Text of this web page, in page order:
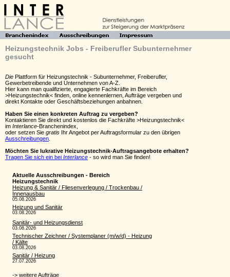
Heizungstechnik Jobs - Freiberufler Subunternehmer
gesucht
Die Plattform für Heizungstechnik - Subunternehmer, Freiberufler,
Gewerbetreibende und Unternehmen von A-Z.
Hier kann man qualifizierte, engagierte Fachkräfte im Bereich
>Heizungstechnik< finden, online kennenlernen, Aufträge vergeben und
direkt Kontakte oder Geschäftsbeziehungen anbahnen.
Haben Sie einen konkreten Auftrag zu vergeben?
Kontaktieren Sie direkt und kostenlos die Fachkräfte >Heizungstechnik<
im Interlance-Branchenindex,
oder setzen Sie gratis Ihr Angebot per Auftragsformular zu den übrigen
Ausschreibungen
Möchten Sie lukrative Heizungstechnik-Auftragsangebote erhalten?
Tragen Sie sich ein bei Interlance - so wird man Sie finden!